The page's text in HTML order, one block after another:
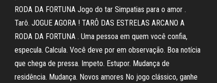
RODA DA FORTUNA Jogo do tar Simpatias para o amor .
Tarô. JOGUE AGORA ! TARÔ DAS ESTRELAS ARCANO A
RODA DA FORTUNA . Uma pessoa em quem você confia,
especula. Calcula. Você deve por em observação. Boa notícia
que chega de pressa. Impeto. Estupor. Mudança de
residência. Mudança. Novos amores No jogo clássico, ganhe